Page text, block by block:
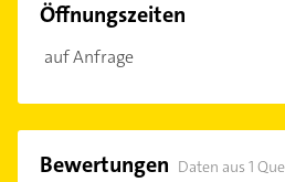
Öffnungszeiten
auf Anfrage
Bewertungen Daten aus 1